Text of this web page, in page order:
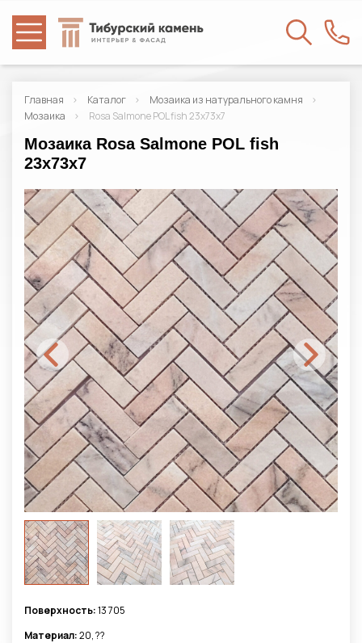
Главная Каталог
Мозаика из натурального камня
Мозаика
Rosa Salmone POL fish 23x73x7
Мозаика Rosa Salmone POL fish
23x73x7
Поверхность:13 705
Материал:20, ??